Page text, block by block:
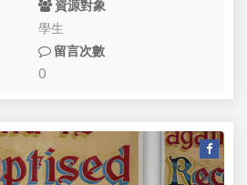
資源對象
學生
留言次數
0